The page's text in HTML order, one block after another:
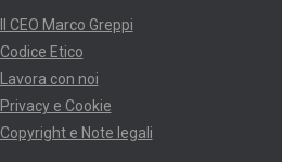
Il CEO Marco Greppi
Codice Etico
Lavora con noi
Privacy e Cookie
Copyright e Note legali